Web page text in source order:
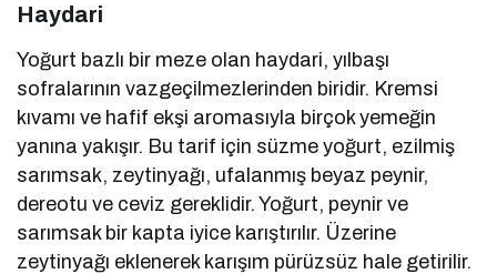
Haydari
Yoğurt bazlı bir meze olan haydari, yılbaşı
sofralarının vazgeçilmezlerinden biridir. Kremsi
kıvamı ve hafif ekşi aromasıyla birçok yemeğin
yanına yakışır. Bu tarif için süzme yoğurt, ezilmiş
sarımsak, zeytinyağı, ufalanmış beyaz peynir,
dereotu ve ceviz gereklidir. Yoğurt, peynir ve
sarımsak bir kapta iyice karıştırılır. Üzerine
zeytinyağı eklenerek karışım pürüzsüz hale getirilir.